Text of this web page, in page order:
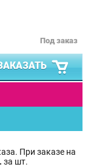
Под заказ
При заказе на
за шт.